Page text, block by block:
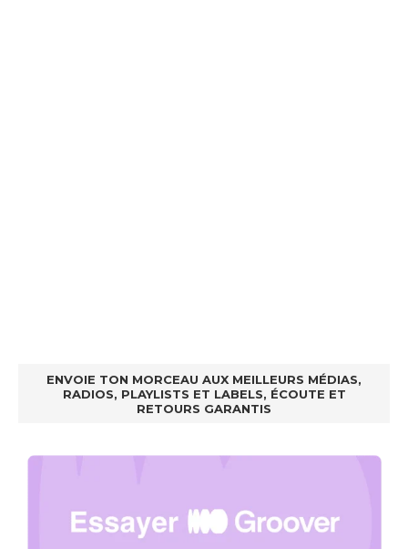
ENVOIE TON MORCEAU AUX MEILLEURS MÉDIAS,
RADIOS, PLAYLISTS ET LABELS, ÉCOUTE ET
RETOURS GARANTIS